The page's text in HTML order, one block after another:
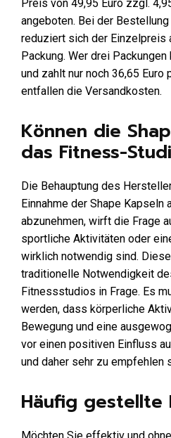
Preis von 49,95 Euro zzgl.
angeboten. Bei der
reduziert sich der Einzelpreis
Packung. Wer drei
und zahlt nur noch 36,65 Euro
entfallen die Versandkosten.
Können die
das Fitness-
Die Behauptung des
Einnahme der Shape
abzunehmen, wirft die Frage
sportliche Aktivitäten oder
wirklich notwendig sind.
traditionelle Notwendigkeit
Fitnessstudios in Frage. Es
werden, dass körperliche
Bewegung und eine
vor einen positiven Einfluss
und daher sehr zu empfehlen
Häufig gestellte